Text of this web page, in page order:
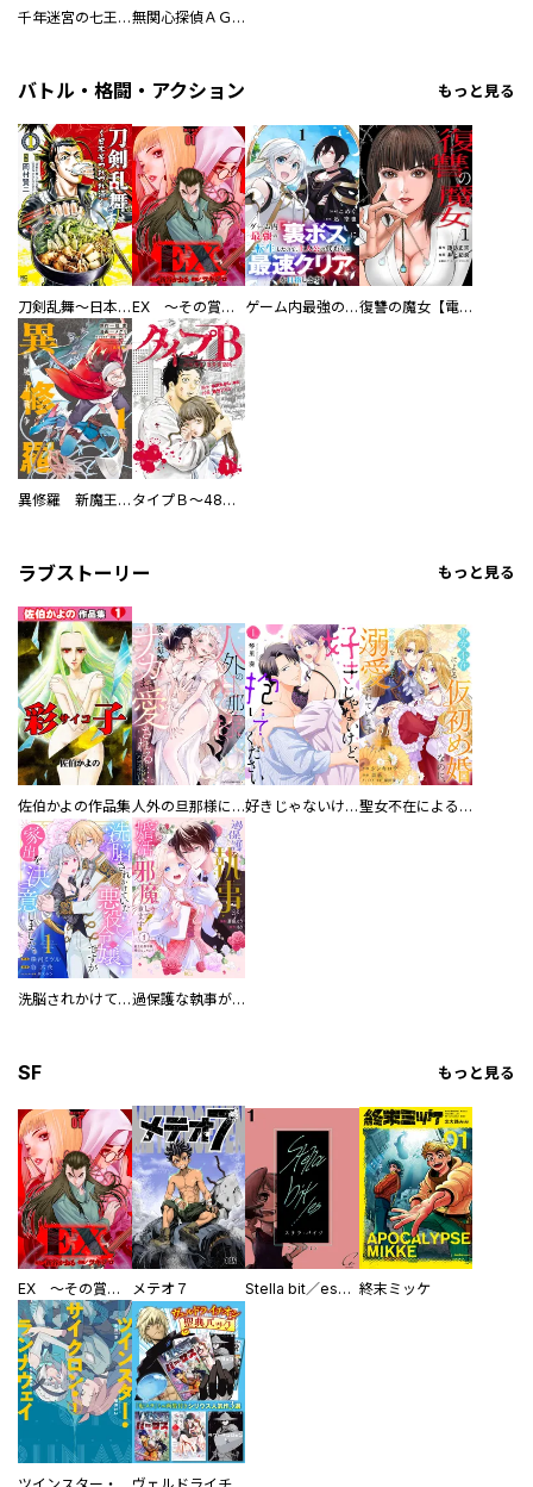
千年迷宮の七王子 Seven prince of the thousand years Labyrinth 無関心探偵ＡＧＡＴＨＡ
バトル・格闘・アクション もっと見る
刀剣乱舞～日本号つれづれ酒～ EX ～その賞金稼ぎは、世界の出口を探す～【単行本版】 ゲーム内最強の『裏ボス』に転生したので、主人公の代わりに最速クリアを目指します！【電子単行本版】 復讐の魔女【電子単行本版】
異修羅 新魔王戦争 タイプＢ～48時間後、致死率100％～【単話】
ラブストーリー もっと見る
佐伯かよの作品集 人外の旦那様に娶られ毎晩ナカまで愛される…。アンソロジー 好きじゃないけど、抱いてください【電子単行本版／特典おまけ付き】 聖女不在による仮初め婚なのに、不器用な王太子に溺愛されています【電子単行本版／特典おまけ付き】
洗脳されかけていた悪役令嬢ですが家出を決意しました。【電子単行本版／特典おまけ付き】 過保護な執事が私の婚活を邪魔してきます！ 分冊版
SF もっと見る
EX ～その賞金稼ぎは、世界の出口を探す～【単行本版】 メテオ７ Stella bit／es【単話版】 終末ミッケ